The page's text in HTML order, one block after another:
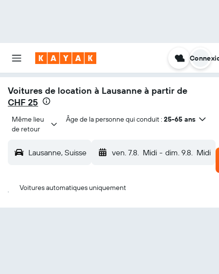
Voitures de location à Lausanne à partir de
CHF 25
Même lieu
de retour
Âge de la personne qui conduit : 25-65 ans
Lausanne, Suisse ven. 7.8. Midi - dim. 9.8. Midi
Voitures automatiques uniquement